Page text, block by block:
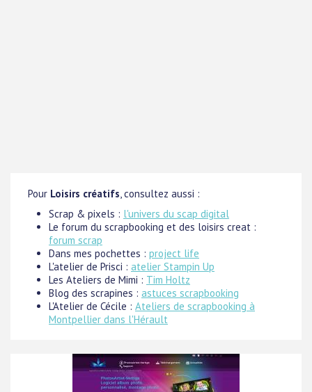
Pour Loisirs créatifs, consultez aussi :
Scrap & pixels : l'univers du scap digital
Le forum du scrapbooking et des loisirs creat :
forum scrap
Dans mes pochettes : project life
L'atelier de Prisci : atelier Stampin Up
Les Ateliers de Mimi : Tim Holtz
Blog des scrapines : astuces scrapbooking
L'Atelier de Cécile : Ateliers de scrapbooking à
Montpellier dans l'Hérault